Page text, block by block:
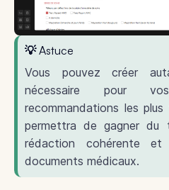
💡 Astuce
Vous pouvez créer
nécessaire pour
recommandations les
permettra de gagner du
rédaction cohérente
documents médicaux.